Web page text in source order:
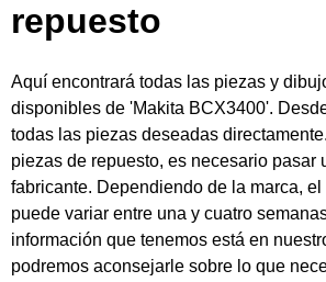
repuesto
Aquí encontrará todas las piezas y
disponibles de 'Makita BCX3400'.
todas las piezas deseadas
piezas de repuesto, es necesario pasar
fabricante. Dependiendo de la marca,
puede variar entre una y cuatro
información que tenemos está en
podremos aconsejarle sobre lo que